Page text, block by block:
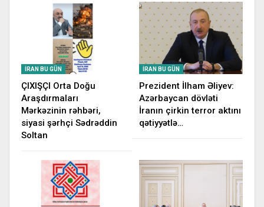
İRAN BU GÜN
ÇIXIŞÇI Orta Doğu
Araşdırmaları
Mərkəzinin rəhbəri,
siyasi şərhçi Sədrəddin
Soltan
İRAN BU GÜN
Prezident İlham Əliyev:
Azərbaycan dövləti
İranın çirkin terror aktını
qətiyyətlə…